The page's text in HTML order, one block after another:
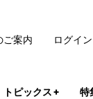
トピックス+ 特
ご案内 ログイン